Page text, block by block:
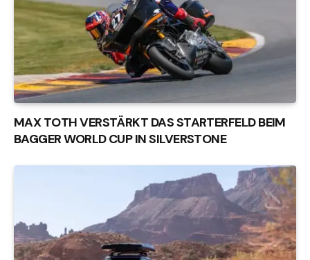
MAX TOTH VERSTÄRKT DAS STARTERFELD BEIM
BAGGER WORLD CUP IN SILVERSTONE